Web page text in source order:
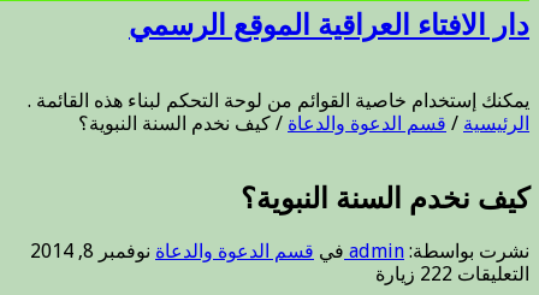
دار الافتاء العراقية الموقع الرسمي
يمكنك إستخدام خاصية القوائم من لوحة التحكم لبناء هذه القائمة .
الرئيسية / قسم الدعوة والدعاة / كيف نخدم السنة النبوية؟
كيف نخدم السنة النبوية؟
نشرت بواسطة: admin في قسم الدعوة والدعاة نوفمبر 8, 2014
التعليقات على
222 زيارة